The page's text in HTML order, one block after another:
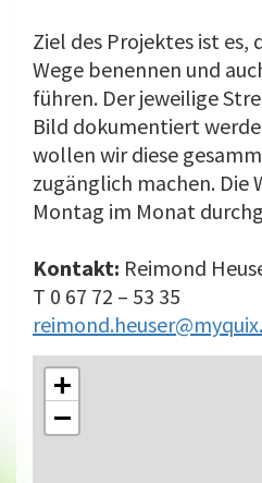
Ziel des Projektes ist es,
Wege benennen und
führen. Der jeweilige
Bild dokumentiert
wollen wir diese
zugänglich machen. Die
Montag im Monat
Kontakt: Reimond
T 0 67 72 – 53 35
+
−